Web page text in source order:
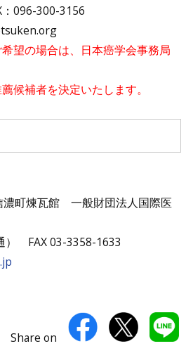
096-300-3156
望の場合は、日本癌学会事務局
候補者を決定いたします。
濃町煉瓦館 一般財団法人国際医
） FAX 03-3358-1633
Share on